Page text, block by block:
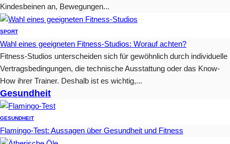
Kindesbeinen an, Bewegungen...
SPORT
Wahl eines geeigneten Fitness-Studios: Worauf achten?
Fitness-Studios unterscheiden sich für gewöhnlich durch individuelle
Vertragsbedingungen, die technische Ausstattung oder das Know-
How ihrer Trainer. Deshalb ist es wichtig,...
Gesundheit
GESUNDHEIT
Flamingo-Test: Aussagen über Gesundheit und Fitness